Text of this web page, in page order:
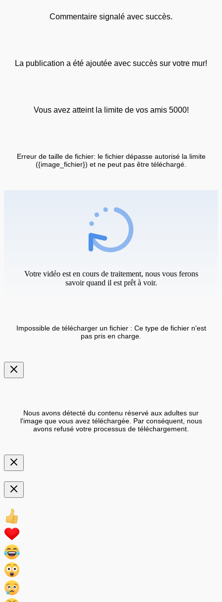
Commentaire signalé avec succès.
La publication a été ajoutée avec succès sur votre mur!
Vous avez atteint la limite de vos amis 5000!
Erreur de taille de fichier: le fichier dépasse autorisé la limite
({image_fichier}) et ne peut pas être téléchargé.
Votre vidéo est en cours de traitement, nous vous ferons
savoir quand il est prêt à voir.
Impossible de télécharger un fichier : Ce type de fichier n'est
pas pris en charge.
Nous avons détecté du contenu réservé aux adultes sur
l'image que vous avez téléchargée. Par conséquent, nous
avons refusé votre processus de téléchargement.